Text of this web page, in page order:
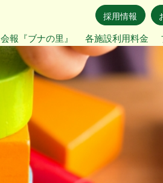
採用情報
会報『ブナの里』 各施設利用料金